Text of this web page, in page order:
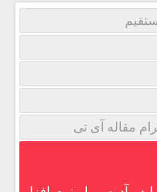
مقاله آی تی